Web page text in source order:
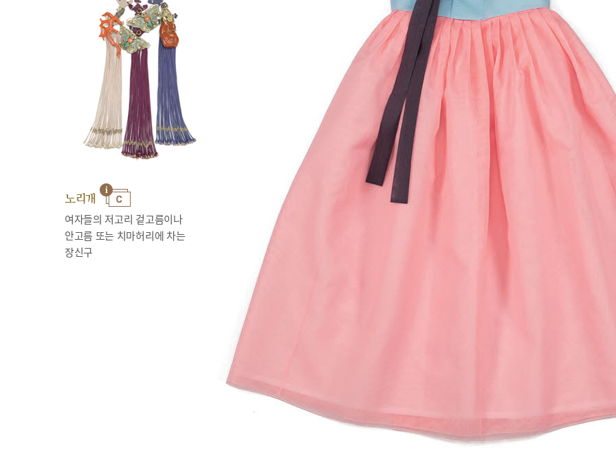
노리개
여자들의 저고리 겉고름이나
안고름 또는 치마허리에 차는
장신구